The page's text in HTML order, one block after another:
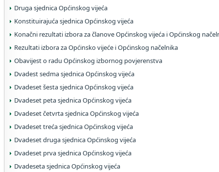
Druga sjednica Općinskog vijeća
Konstituirajuća sjednica Općinskog vijeća
Konačni rezultati izbora za članove Općinskog vijeća i Općinskog
Rezultati izbora za Općinsko vijeće i Općinskog načelnika
Obavijest o radu Općinskog izbornog povjerenstva
Dvadest sedma sjednica Općinskog vijeća
Dvadeset šesta sjednica Općinskog vijeća
Dvadeset peta sjednica Općinskog vijeća
Dvadeset četvrta sjednica Općinskog vijeća
Dvadeset treća sjednica Općinskog vijeća
Dvadeset druga sjednica Općinskog vijeća
Dvadeset prva sjednica Općinskog vijeća
Dvadeseta sjednica Općinskog vijeća